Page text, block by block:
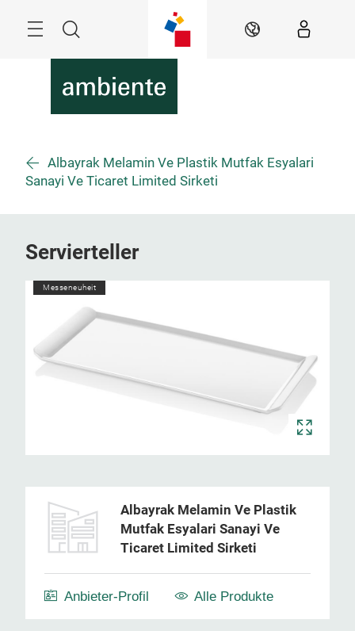
Suche DE
Albayrak Melamin Ve Plastik Mutfak Esyalari
Sanayi Ve Ticaret Limited Sirketi
Servierteller
Messeneuheit
Albayrak Melamin Ve Plastik
Mutfak Esyalari Sanayi Ve
Ticaret Limited Sirketi
Anbieter-Profil Alle Produkte